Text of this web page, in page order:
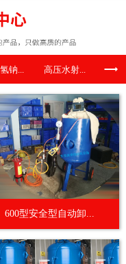
钠... 高压水射... 喷
600型安全型自动卸...